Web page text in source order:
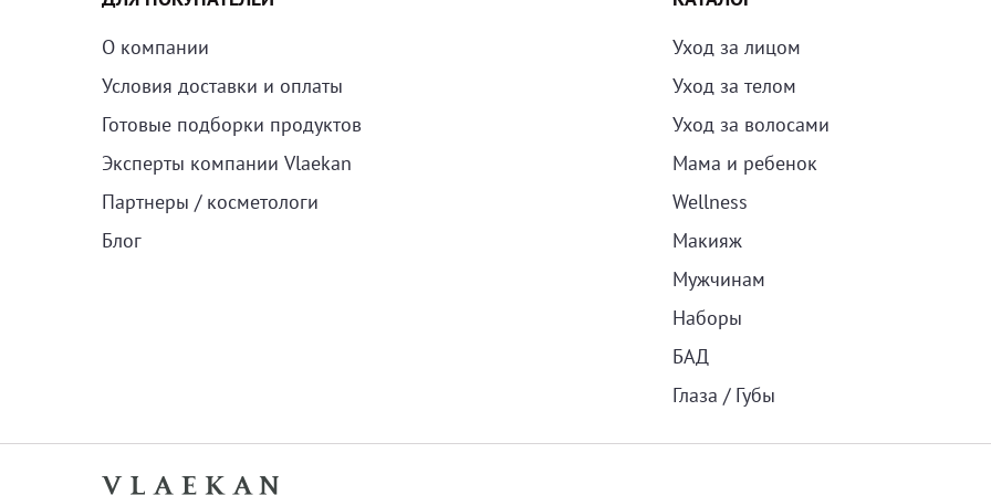
О компании
Условия доставки и оплаты
Готовые подборки продуктов
Эксперты компании Vlaekan
Партнеры / косметологи
Блог
Уход за лицом
Уход за телом
Уход за волосами
Мама и ребенок
Wellness
Макияж
Мужчинам
Наборы
БАД
Глаза / Губы